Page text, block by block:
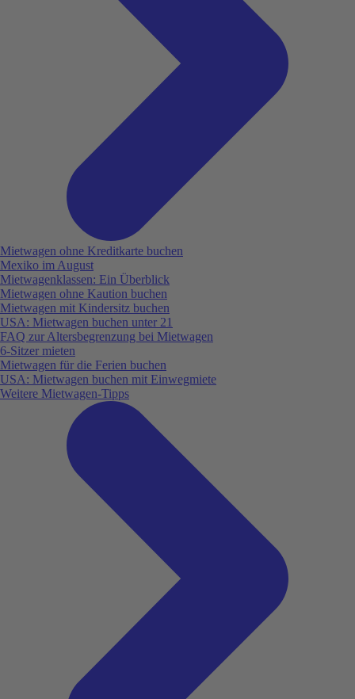
Mietwagen ohne Kreditkarte buchen
Mexiko im August
Mietwagenklassen: Ein Überblick
Mietwagen ohne Kaution buchen
Mietwagen mit Kindersitz buchen
USA: Mietwagen buchen unter 21
FAQ zur Altersbegrenzung bei Mietwagen
6-Sitzer mieten
Mietwagen für die Ferien buchen
USA: Mietwagen buchen mit Einwegmiete
Weitere Mietwagen-Tipps